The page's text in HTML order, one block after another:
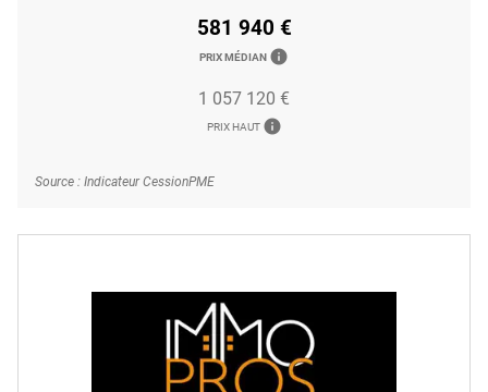
581 940 €
PRIX MÉDIAN info
1 057 120 €
PRIX HAUT info
Source : Indicateur CessionPME